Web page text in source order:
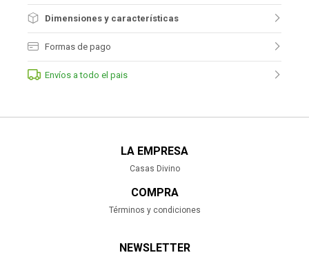
Dimensiones y características
Formas de pago
Envíos a todo el pais
LA EMPRESA
Casas Divino
COMPRA
Términos y condiciones
NEWSLETTER